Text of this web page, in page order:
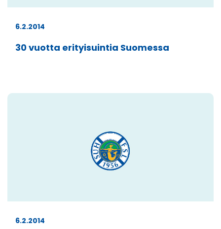
6.2.2014
30 vuotta erityisuintia Suomessa
6.2.2014